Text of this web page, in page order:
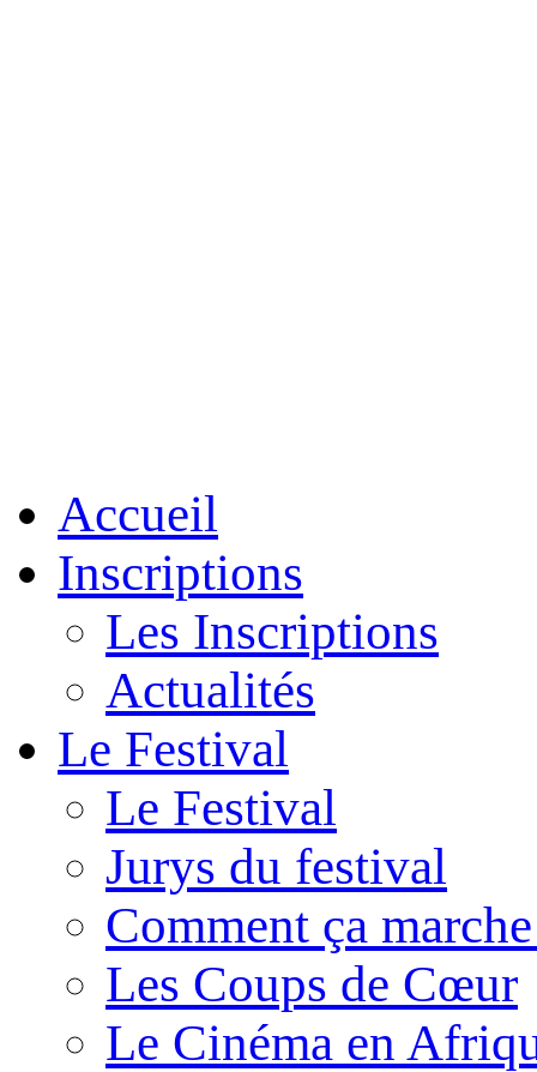
Accueil
Inscriptions
Les Inscriptions
Actualités
Le Festival
Le Festival
Jurys du festival
Comment ça
Les Coups de Cœur
Le Cinéma en